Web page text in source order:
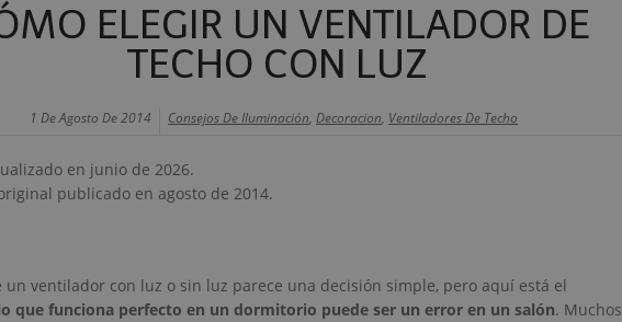
ELEGIR UN VENTILADOR DE
TECHO CON LUZ
1 De Agosto De 2014 Consejos De Iluminación, Decoracion, Ventiladores De Techo
en junio de 2026.
publicado en agosto de 2014.
un ventilador con luz o sin luz parece una decisión simple, pero aquí está el
que funciona perfecto en un dormitorio puede ser un error en un salón. Muchos